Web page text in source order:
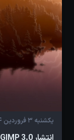
یکشنبه 3 فروردین 1404